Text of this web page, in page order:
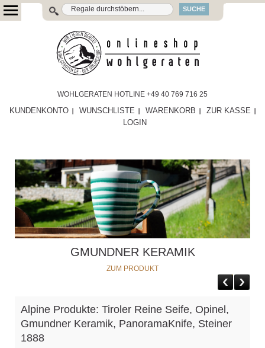
SUCHE
WOHLGERATEN HOTLINE +49 40 769 716 25
KUNDENKONTO WUNSCHLISTE WARENKORB
ZUR KASSE
LOGIN
GMUNDNER KERAMIK
ZUM PRODUKT
Alpine Produkte: Tiroler Reine Seife, Opinel,
Gmundner Keramik, PanoramaKnife, Steiner
1888